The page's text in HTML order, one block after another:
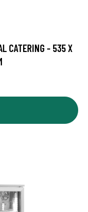
CATERING - 535 X